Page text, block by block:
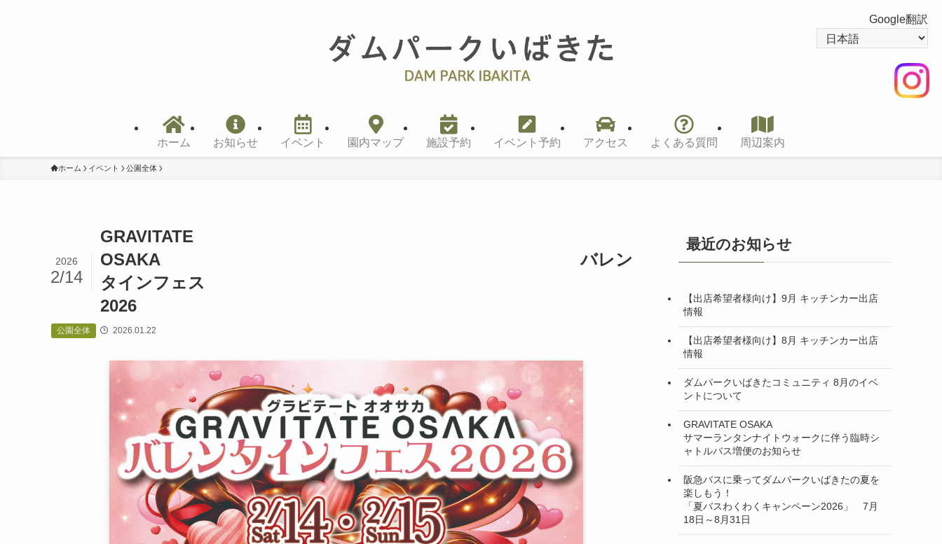
ホーム お知らせ イベント 園内マップ 施設予約 イベント予約 アクセス よくある質問 周辺案内
Google翻訳
ホーム イベント 公園全体
GRAVITATE
OSAKA バレン
タインフェス
2026
2026
2/14
公園全体 2026.01.22
最近のお知らせ
【出店希望者様向け】9月 キッチンカー出店
情報
【出店希望者様向け】8月 キッチンカー出店
情報
ダムパークいばきたコミュニティ 8月のイベ
ントについて
GRAVITATE OSAKA
サマーランタンナイトウォークに伴う臨時シ
ャトルバス増便のお知らせ
阪急バスに乗ってダムパークいばきたの夏を
楽しもう！
「夏バスわくわくキャンペーン2026」 7月
18日～8月31日